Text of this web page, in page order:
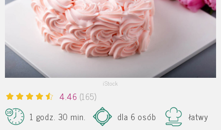
iStock
4.46 (165)
1 godz. 30 min.
dla 6 osób łatwy